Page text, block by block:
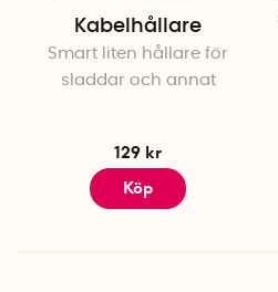
Kabelhållare
Smart liten hållare för
sladdar och annat
129 kr
Köp